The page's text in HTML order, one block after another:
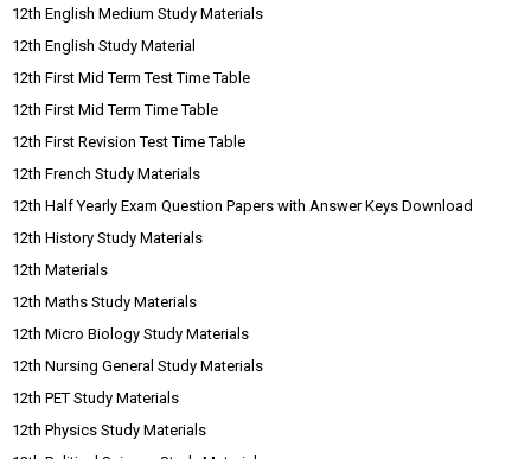
12th English Medium Study Materials
12th English Study Material
12th First Mid Term Test Time Table
12th First Mid Term Time Table
12th First Revision Test Time Table
12th French Study Materials
12th Half Yearly Exam Question Papers with Answer Keys Download
12th History Study Materials
12th Materials
12th Maths Study Materials
12th Micro Biology Study Materials
12th Nursing General Study Materials
12th PET Study Materials
12th Physics Study Materials